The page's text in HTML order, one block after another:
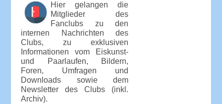
Hier gelangen die
Mitglieder des
Fanclubs zu den
internen Nachrichten des
Clubs, zu exklusiven
Informationen vom Eiskunst-
und Paarlaufen, Bildern,
Foren, Umfragen und
Downloads sowie dem
Newsletter des Clubs (inkl.
Archiv).